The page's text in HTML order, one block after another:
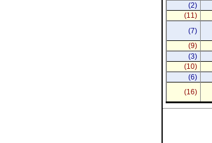
(2)
(11)
(7)
(9)
(3)
(10)
(6)
(16)